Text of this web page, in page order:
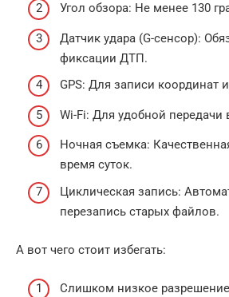
Угол обзора: Не менее 130
Датчик удара (G-сенсор):
фиксации ДТП.
GPS: Для записи координат
Wi-Fi: Для удобной передачи
Ночная съемка:
время суток.
Циклическая запись:
перезапись старых файлов.
А вот чего стоит избегать:
Слишком низкое